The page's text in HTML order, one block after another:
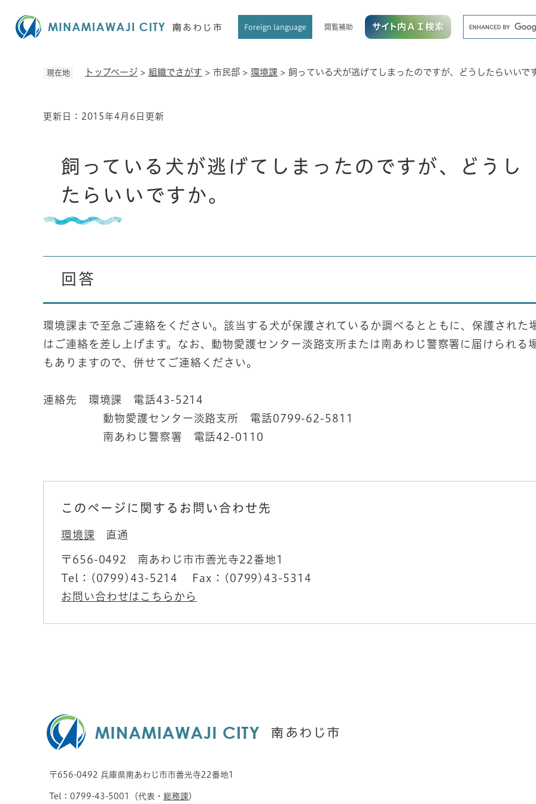
Foreign language 閲覧補助
ド
現在地 トップページ > 組織でさがす > 市民部 > 環境課 > 飼っている犬が逃げてしまったのですが、どうしたらいいで
本
更新日：2015年4月6日更新
飼っている犬が逃げてしまったのですが、どうし
たらいいですか。
回答
環境課まで至急ご連絡をください。該当する犬が保護されているか調べるとともに、保護された
はご連絡を差し上げます。なお、動物愛護センター淡路支所または南あわじ警察署に届けられる
もありますので、併せてご連絡ください。
連絡先 環境課 電話43-5214
動物愛護センター淡路支所 電話0799-62-5811
南あわじ警察署 電話42-0110
このページに関するお問い合わせ先
環境課 直通
〒656-0492
南あわじ市市善光寺22番地1
Tel：(0799)43-5214
Fax：(0799)43-5314
お問い合わせはこちらから
〒656-0492 兵庫県南あわじ市市善光寺22番地1
Tel：0799-43-5001（代表・ 総務課）